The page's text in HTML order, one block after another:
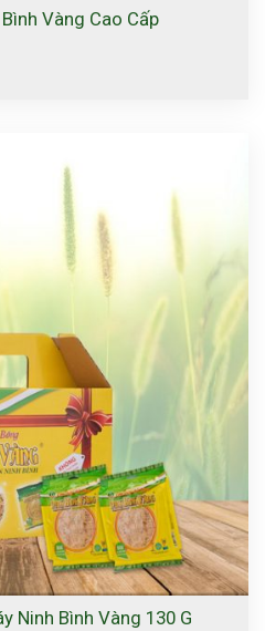
Vàng Cao Cấp
Ninh Bình Vàng 130 G